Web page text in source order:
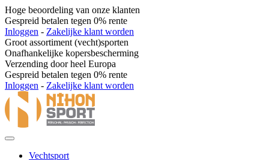
Hoge beoordeling van onze klanten
Gespreid betalen tegen 0% rente
Inloggen - Zakelijke klant worden
Groot assortiment (vecht)sporten
Onafhankelijke kopersbescherming
Verzending door heel Europa
Gespreid betalen tegen 0% rente
Inloggen - Zakelijke klant worden
Vechtsport